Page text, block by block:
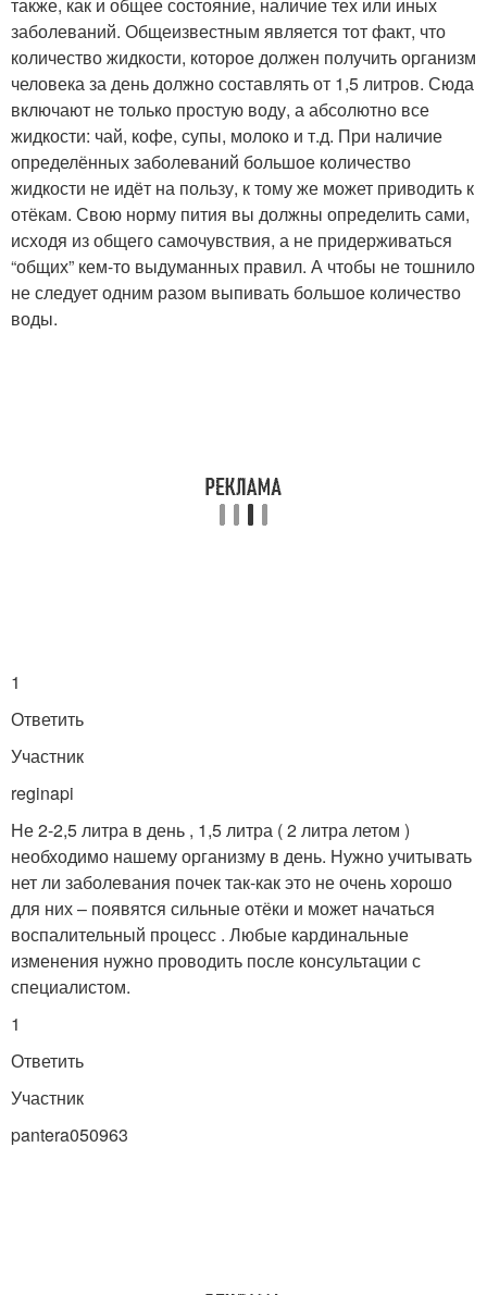
заболеваний. Общеизвестным является тот факт, что
количество жидкости, которое должен получить организм
человека за день должно составлять от 1,5 литров. Сюда
включают не только простую воду, а абсолютно все
жидкости: чай, кофе, супы, молоко и т.д. При наличие
определённых заболеваний большое количество
жидкости не идёт на пользу, к тому же может приводить к
отёкам. Свою норму пития вы должны определить сами,
исходя из общего самочувствия, а не придерживаться
“общих” кем-то выдуманных правил. А чтобы не тошнило
не следует одним разом выпивать большое количество
воды.
1
Ответить
Участник
reginapi
Не 2-2,5 литра в день , 1,5 литра ( 2 литра летом )
необходимо нашему организму в день. Нужно учитывать
нет ли заболевания почек так-как это не очень хорошо
для них – появятся сильные отёки и может начаться
воспалительный процесс . Любые кардинальные
изменения нужно проводить после консультации с
специалистом.
1
Ответить
Участник
pantera050963